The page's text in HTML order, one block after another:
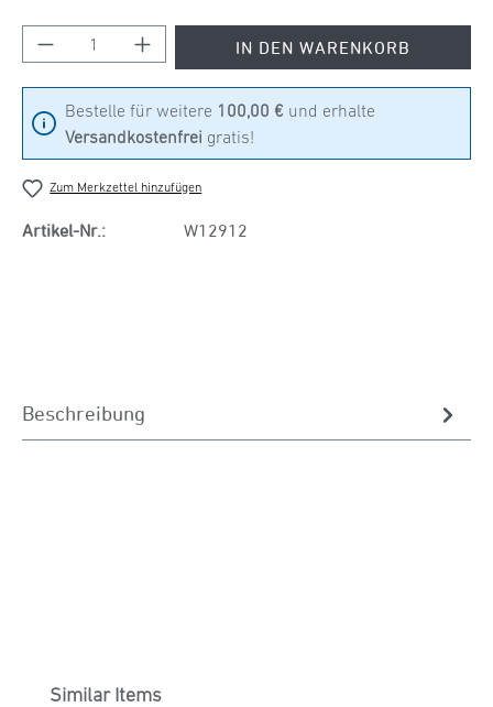
Produkt Anzahl: Gib den gewünschten Wert
IN DEN WARENKORB
Bestelle für weitere 100,00 € und erhalte
Versandkostenfrei gratis!
Zum Merkzettel hinzufügen
Artikel-Nr.: W12912
Beschreibung
Produktgalerie überspringen
Similar Items